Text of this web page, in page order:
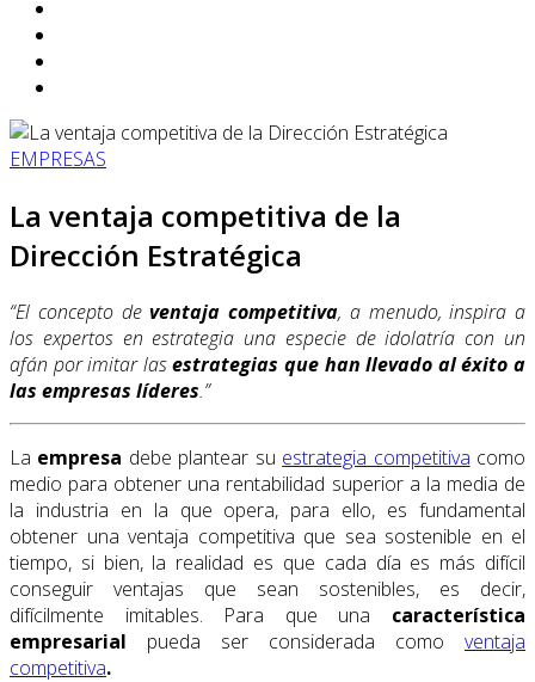
EMPRESAS
La ventaja competitiva de la
Dirección Estratégica
“El concepto deventaja competitiva, a menudo, inspira a
los expertos en estrategia una especie de idolatría con un
afán por imitar lasestrategias que han llevado al éxito a
las empresas líderes.”
La empresa debe plantear su estrategia competitiva como
medio para obtener una rentabilidad superior a la media de
la industria en la que opera, para ello, es fundamental
obtener una ventaja competitiva que sea sostenible en el
tiempo, si bien, la realidad es que cada día es más difícil
conseguir ventajas que sean sostenibles, es decir,
difícilmente imitables. Para que una característica
empresarial pueda ser considerada como ventaja
competitiva.